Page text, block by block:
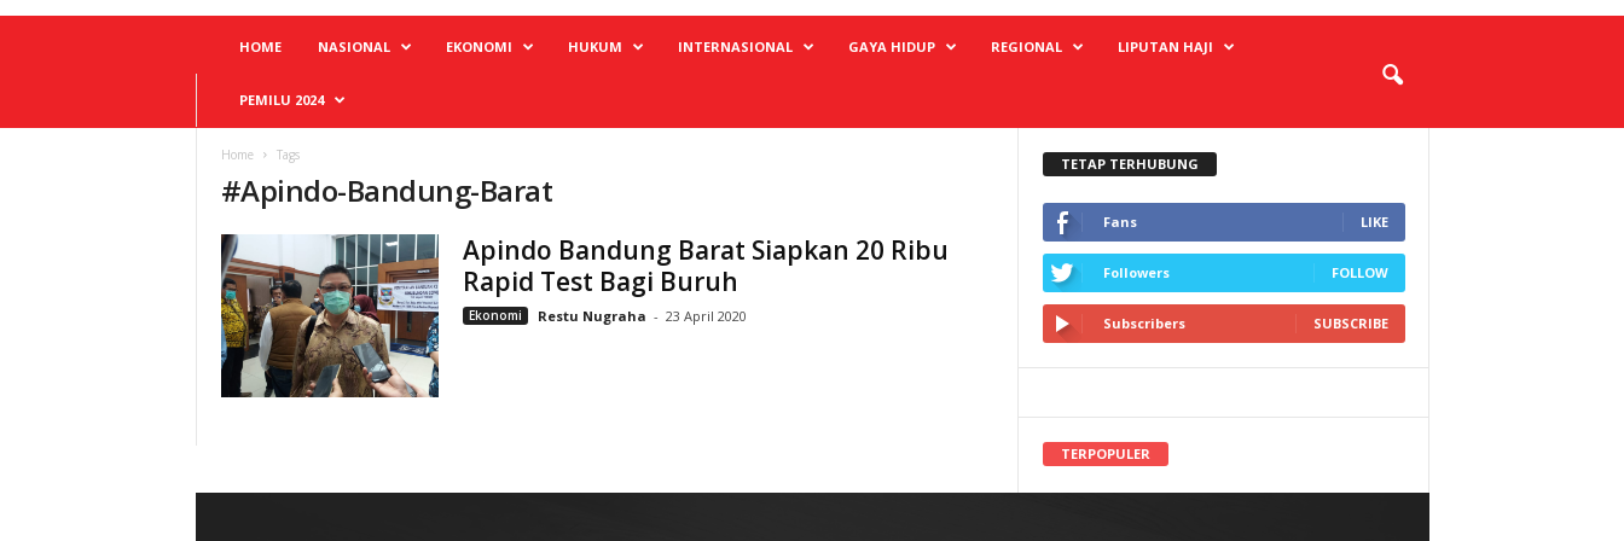
HOME NASIONAL EKONOMI HUKUM INTERNASIONAL GAYA HIDUP REGIONAL LIPUTAN HAJI
PEMILU 2024
Home Tags
#Apindo-Bandung-Barat
Apindo Bandung Barat Siapkan 20 Ribu
Rapid Test Bagi Buruh
Ekonomi Restu Nugraha - 23 April 2020
TETAP TERHUBUNG
Fans LIKE
Followers FOLLOW
Subscribers SUBSCRIBE
TERPOPULER